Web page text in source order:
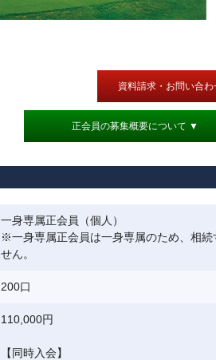
資料請求・お問い合わ
正会員の募集概要について ▼
一身専属正会員（個人）
※一身専属正会員は一身専属のため、相
せん。
200口
110,000円
【同時入会】